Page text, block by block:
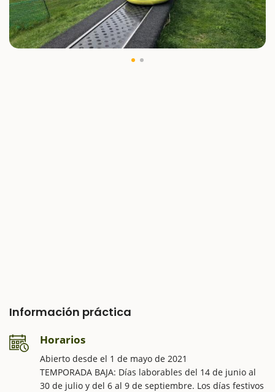
Información práctica
Horarios
Abierto desde el 1 de mayo de 2021
TEMPORADA BAJA: Días laborables del 14 de junio al
30 de julio y del 6 al 9 de septiembre. Los días festivos